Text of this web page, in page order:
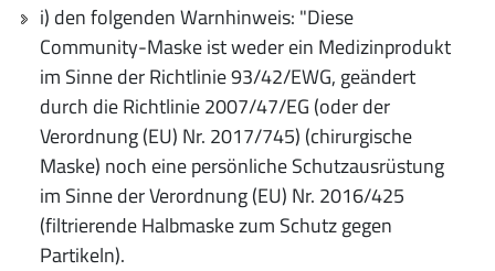
i) den folgenden Warnhinweis: "Diese
Community-Maske ist weder ein Medizinprodukt
im Sinne der Richtlinie 93/42/EWG, geändert
durch die Richtlinie 2007/47/EG (oder der
Verordnung (EU) Nr. 2017/745) (chirurgische
Maske) noch eine persönliche Schutzausrüstung
im Sinne der Verordnung (EU) Nr. 2016/425
(filtrierende Halbmaske zum Schutz gegen
Partikeln).